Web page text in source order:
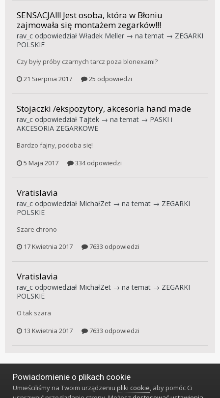
SENSACJA!!! Jest osoba, która w Błoniu
zajmowała się montażem zegarków!!!
rav_c odpowiedział Władek Meller → na temat → ZEGARKI
POLSKIE
Czy były próby czarnych tarcz poza blonexami?
21 Sierpnia 2017
25 odpowiedzi
Stojaczki /ekspozytory, akcesoria hand made
rav_c odpowiedział Tajtek → na temat → PASKI i
AKCESORIA ZEGARKOWE
Bardzo fajny, podoba się!
5 Maja 2017
334 odpowiedzi
Vratislavia
rav_c odpowiedział MichałZet → na temat → ZEGARKI
POLSKIE
Szare chrono
17 Kwietnia 2017
7633 odpowiedzi
Vratislavia
rav_c odpowiedział MichałZet → na temat → ZEGARKI
POLSKIE
O tak szara
13 Kwietnia 2017
7633 odpowiedzi
Język Styl Polityka prywatności
Klub Miłośników Zegarów i Zegarków
Powiadomienie o plikach cookie
Umieściliśmy na Twoim urządzeniupliki cookie, aby pomóc Ci